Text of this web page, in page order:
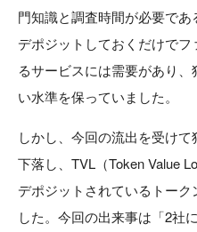
門知識と調査時間が必要で
デポジットしておくだけで
るサービスには需要があり
い水準を保っていました。
しかし、今回の流出を受け
下落し、TVL（Token Value
デポジットされているトー
した。今回の出来事は「2社